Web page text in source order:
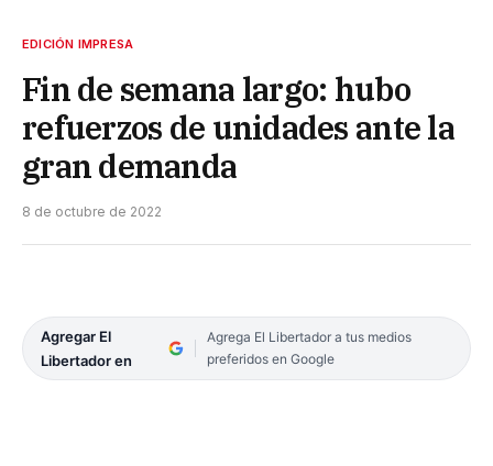
EDICIÓN IMPRESA
Fin de semana largo: hubo
refuerzos de unidades ante la
gran demanda
8 de octubre de 2022
Agregar El
Libertador en
Agrega El Libertador a tus medios
preferidos en Google